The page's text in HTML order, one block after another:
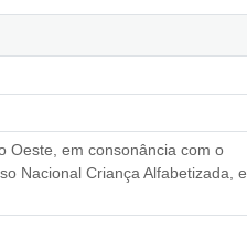
Oeste, em consonância com o
Nacional Criança Alfabetizada, e